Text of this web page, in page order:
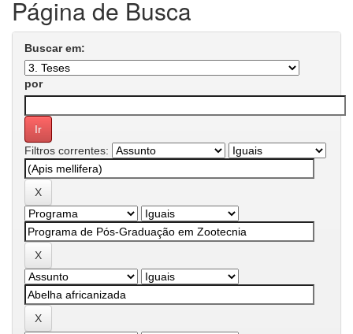
Página de Busca
Buscar em:
por
Filtros correntes: